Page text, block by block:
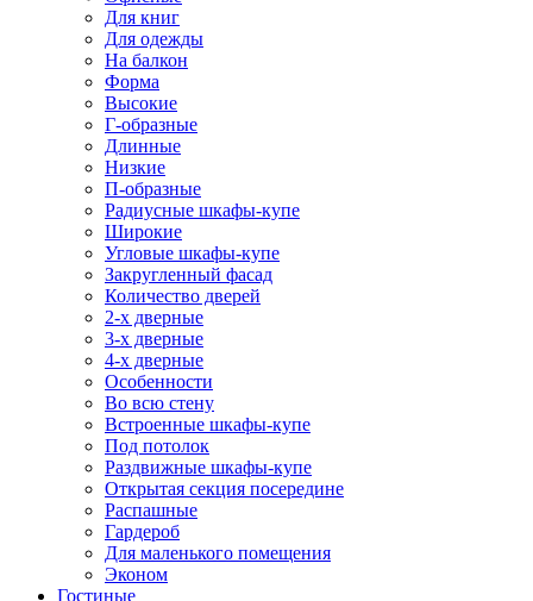
Для книг
Для одежды
На балкон
Форма
Высокие
Г-образные
Длинные
Низкие
П-образные
Радиусные шкафы-купе
Широкие
Угловые шкафы-купе
Закругленный фасад
Количество дверей
2-х дверные
3-х дверные
4-х дверные
Особенности
Во всю стену
Встроенные шкафы-купе
Под потолок
Раздвижные шкафы-купе
Открытая секция посередине
Распашные
Гардероб
Для маленького помещения
Эконом
Гостиные